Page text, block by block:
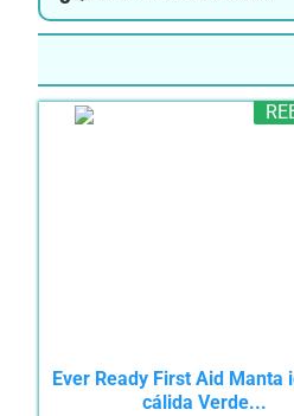
Ever Ready First Aid Manta
cálida Verde...